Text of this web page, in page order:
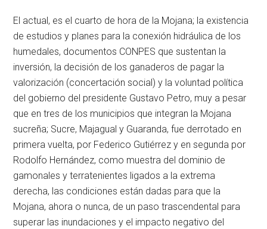
El actual, es el cuarto de hora de la Mojana; la existencia
de estudios y planes para la conexión hidráulica de los
humedales, documentos CONPES que sustentan la
inversión, la decisión de los ganaderos de pagar la
valorización (concertación social) y la voluntad política
del gobierno del presidente Gustavo Petro, muy a pesar
que en tres de los municipios que integran la Mojana
sucreña; Sucre, Majagual y Guaranda, fue derrotado en
primera vuelta, por Federico Gutiérrez y en segunda por
Rodolfo Hernández, como muestra del dominio de
gamonales y terratenientes ligados a la extrema
derecha, las condiciones están dadas para que la
Mojana, ahora o nunca, de un paso trascendental para
superar las inundaciones y el impacto negativo del